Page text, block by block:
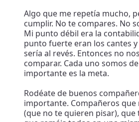
Algo que me repetía mucho,
cumplir. No te compares. No
Mi punto débil era la
punto fuerte eran los cantes
sería al revés. Entonces no
comparar. Cada uno somos
importante es la meta.
Rodéate de buenos
importante. Compañeros que
(que no te quieren pisar), que